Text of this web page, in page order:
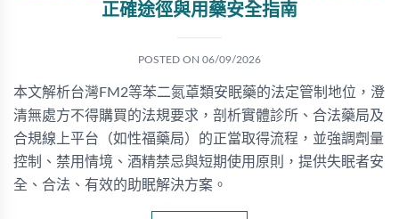
正確途徑與用藥安全指南
POSTED ON 06/09/2026
本文解析台灣FM2等苯二氮䓬類安眠藥的法定管制地位，澄
清無處方不得購買的法規要求，剖析實體診所、合法藥局及
合規線上平台（如性福藥局）的正當取得流程，並強調劑量
控制、禁用情境、酒精禁忌與短期使用原則，提供失眠者安
全、合法、有效的助眠解決方案。